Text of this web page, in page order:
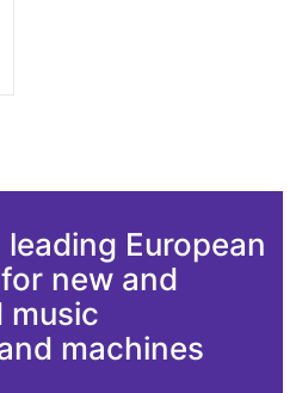
European
new and
music
machines